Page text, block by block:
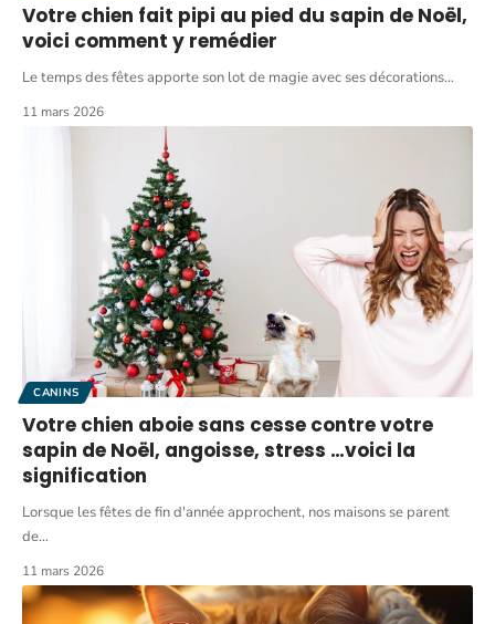
Votre chien fait pipi au pied du sapin de Noël,
voici comment y remédier
Le temps des fêtes apporte son lot de magie avec ses décorations…
11 mars 2026
CANINS
Votre chien aboie sans cesse contre votre
sapin de Noël, angoisse, stress …voici la
signification
Lorsque les fêtes de fin d'année approchent, nos maisons se parent
de…
11 mars 2026